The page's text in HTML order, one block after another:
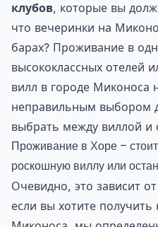
клубов, которые вы
что вечеринки на
барах? Проживание в
высококлассных отелей
вилл в городе Миконоса
неправильным выбором
выбрать между виллой и
Проживание в Хоре –
роскошную виллу или
Очевидно, это зависит
если вы хотите